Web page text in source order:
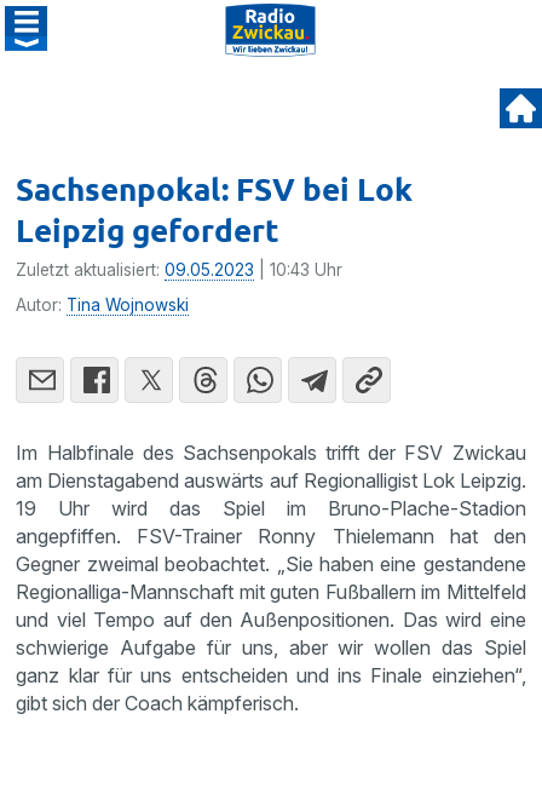
Sachsenpokal: FSV bei Lok
Leipzig gefordert
Zuletzt aktualisiert:09.05.2023 | 10:43 Uhr
Autor: Tina Wojnowski
Im Halbfinale des Sachsenpokals trifft der FSV Zwickau
am Dienstagabend auswärts auf Regionalligist Lok Leipzig.
19 Uhr wird das Spiel im Bruno-Plache-Stadion
angepfiffen. FSV-Trainer Ronny Thielemann hat den
Gegner zweimal beobachtet. „Sie haben eine gestandene
Regionalliga-Mannschaft mit guten Fußballern im Mittelfeld
und viel Tempo auf den Außenpositionen. Das wird eine
schwierige Aufgabe für uns, aber wir wollen das Spiel
ganz klar für uns entscheiden und ins Finale einziehen“,
gibt sich der Coach kämpferisch.